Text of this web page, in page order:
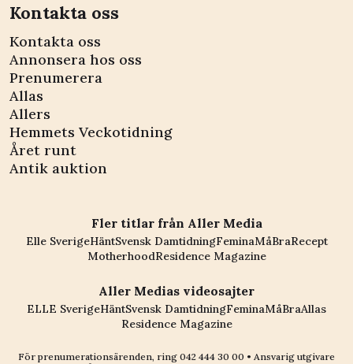
Kontakta oss
Kontakta oss
Annonsera hos oss
Prenumerera
Allas
Allers
Hemmets Veckotidning
Året runt
Antik auktion
Fler titlar från Aller Media
Elle SverigeHäntSvensk DamtidningFeminaMåBraRecept
MotherhoodResidence Magazine
Aller Medias videosajter
ELLE SverigeHäntSvensk DamtidningFeminaMåBraAllas
Residence Magazine
För prenumerationsärenden, ring 042 444 30 00 • Ansvarig utgivare